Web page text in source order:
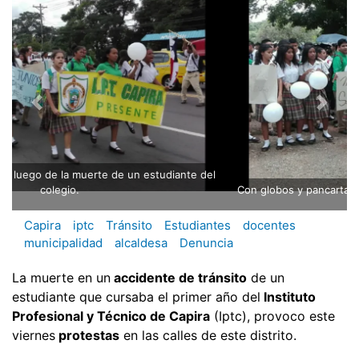
Con globos y pancartas se movilizaron por las calles de Capira.
Capira iptc Tránsito Estudiantes
docentes
municipalidad
alcaldesa Denuncia
La muerte en un accidente de tránsito de un
estudiante que cursaba el primer año del Instituto
Profesional y Técnico de Capira (Iptc), provoco este
viernes protestas en las calles de este distrito.